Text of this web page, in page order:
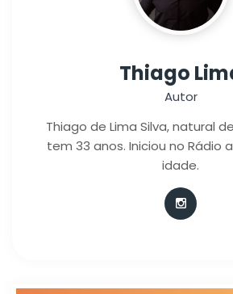
Thiago
Autor
Thiago de Lima Silva, natural
tem 33 anos. Iniciou no Rádio
idade.